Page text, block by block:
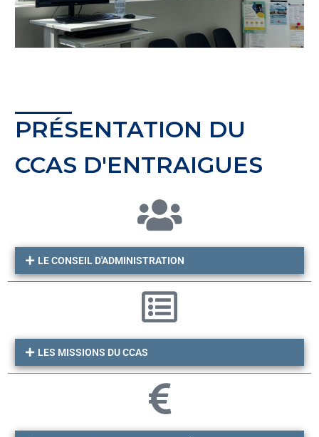
PRÉSENTATION DU
CCAS D'ENTRAIGUES
LE CONSEIL D'ADMINISTRATION
LES MISSIONS DU CCAS